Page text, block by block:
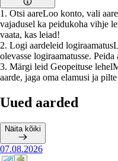
1 . Otsi aareLoo konto, vali
vajadusel ka peidukoha vihje
vaata, kas leiad!
2. Logi aardeleid logiraamatus
olevasse logiraamatusse.
3. Märgi leid Geopeituse lehel
aarde, jaga oma elamusi ja
Uued aarded
Näita kõiki
07.08.2026